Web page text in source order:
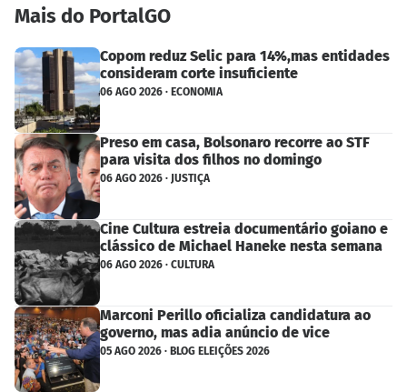
Mais do PortalGO
Copom reduz Selic para 14%,mas entidades
consideram corte insuficiente
06 AGO 2026 · ECONOMIA
Preso em casa, Bolsonaro recorre ao STF
para visita dos filhos no domingo
06 AGO 2026 · JUSTIÇA
Cine Cultura estreia documentário goiano e
clássico de Michael Haneke nesta semana
06 AGO 2026 · CULTURA
Marconi Perillo oficializa candidatura ao
governo, mas adia anúncio de vice
05 AGO 2026 · BLOG ELEIÇÕES 2026